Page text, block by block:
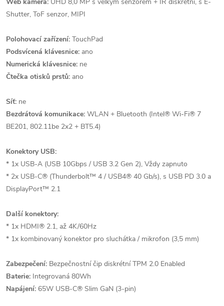
Shutter, ToF senzor, MIPI
Polohovací zařízení: TouchPad
Podsvícená klávesnice: ano
Numerická klávesnice: ne
Čtečka otisků prstů: ano
Síť: ne
Bezdrátová komunikace: WLAN + Bluetooth (Intel® Wi-Fi® 7
BE201, 802.11be 2x2 + BT5.4)
Konektory USB:
* 1x USB-A (USB 10Gbps / USB 3.2 Gen 2), Vždy zapnuto
* 2x USB-C® (Thunderbolt™ 4 / USB4® 40 Gb/s), s USB PD 3.0 a
DisplayPort™ 2.1
Další konektory:
* 1x HDMI® 2.1, až 4K/60Hz
* 1x kombinovaný konektor pro sluchátka / mikrofon (3,5 mm)
Zabezpečení: Bezpečnostní čip diskrétní TPM 2.0 Enabled
Baterie: Integrovaná 80Wh
Napájení: 65W USB-C® Slim GaN (3-pin)